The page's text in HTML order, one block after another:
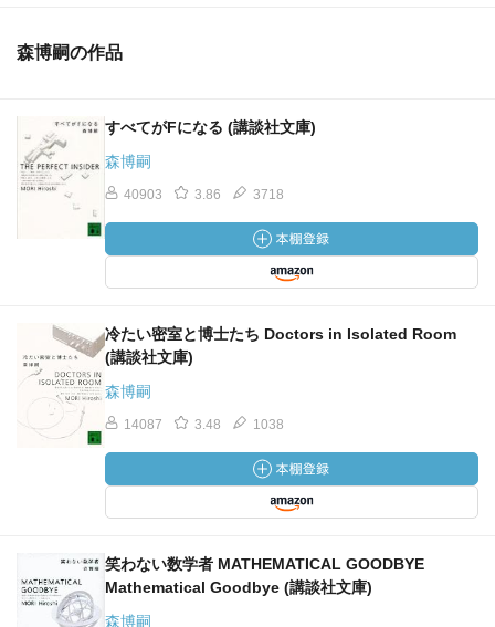
森博嗣の作品
すべてがFになる (講談社文庫)
森博嗣
40903 3.86 3718
冷たい密室と博士たち Doctors in Isolated Room
(講談社文庫)
森博嗣
14087 3.48 1038
笑わない数学者 MATHEMATICAL GOODBYE
Mathematical Goodbye (講談社文庫)
森博嗣